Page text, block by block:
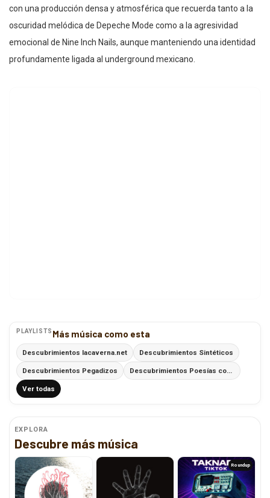
con una producción densa y atmosférica que recuerda tanto a la
oscuridad melódica de Depeche Mode como a la agresividad
emocional de Nine Inch Nails, aunque manteniendo una identidad
profundamente ligada al underground mexicano.
PLAYLISTS Más música como esta
Descubrimientos lacaverna.net Descubrimientos Sintéticos
Descubrimientos Pegadizos
Ver todas
EXPLORA
Descubre más música
Roundup